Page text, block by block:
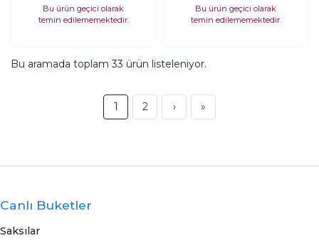
Saksılık Salon
Çiçeklik 3 Ayaklı - 19
Bu ürün geçici olarak
temin edilememektedir.
Saksılık Salon
Çiçeklik 4 Ayaklı - 19
Bu ürün geçici olarak
temin edilememektedir.
Bu aramada toplam33 ürün listeleniyor.
1 2 › »
Canlı Buketler
Saksılar